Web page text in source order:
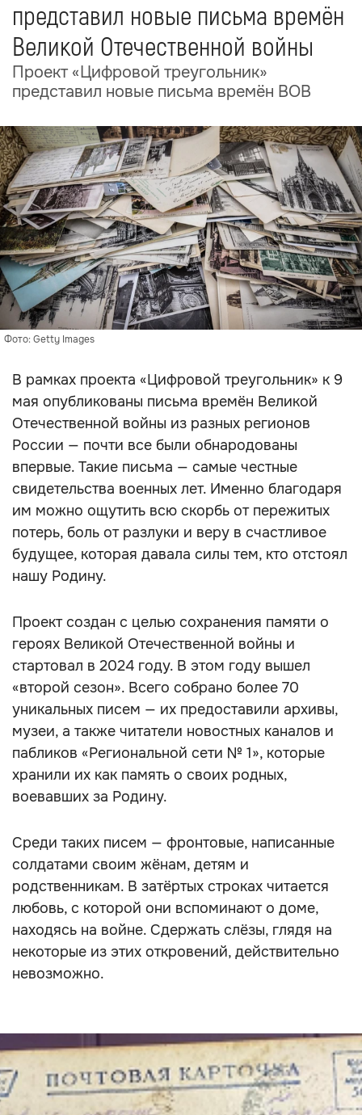
представил новые письма времён
Великой Отечественной войны
Проект «Цифровой треугольник»
представил новые письма времён ВОВ
Фото: Getty Images
В рамках проекта «Цифровой треугольник» к 9
мая опубликованы письма времён Великой
Отечественной войны из разных регионов
России — почти все были обнародованы
впервые. Такие письма — самые честные
свидетельства военных лет. Именно благодаря
им можно ощутить всю скорбь от пережитых
потерь, боль от разлуки и веру в счастливое
будущее, которая давала силы тем, кто отстоял
нашу Родину.
Проект создан с целью сохранения памяти о
героях Великой Отечественной войны и
стартовал в 2024 году. В этом году вышел
«второй сезон». Всего собрано более 70
уникальных писем — их предоставили архивы,
музеи, а также читатели новостных каналов и
пабликов «Региональной сети № 1», которые
хранили их как память о своих родных,
воевавших за Родину.
Среди таких писем — фронтовые, написанные
солдатами своим жёнам, детям и
родственникам. В затёртых строках читается
любовь, с которой они вспоминают о доме,
находясь на войне. Сдержать слёзы, глядя на
некоторые из этих откровений, действительно
невозможно.